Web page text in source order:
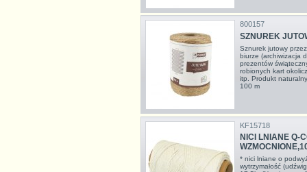
800157
SZNUREK
Sznurek jutowy
biurze (archiwizacja
prezentów
robionych kart
itp. Produkt
100 m
KF15718
NICI LNIANE Q-
* nici lniane o
wytrzymałość